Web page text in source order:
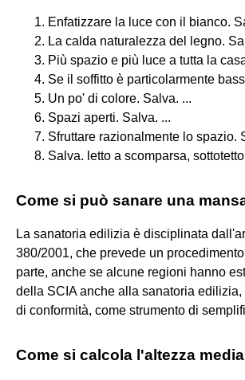
Enfatizzare la luce con il bianco.
La calda naturalezza del legno.
Più spazio e più luce a tutta la
Se il soffitto è particolarmente
Un po' di colore. Salva. ...
Spazi aperti. Salva. ...
Sfruttare razionalmente lo spazio.
Salva. letto a scomparsa,
Come si può sanare una
La sanatoria edilizia è disciplinata
380/2001, che prevede un
parte, anche se alcune regioni hanno
della SCIA anche alla sanatoria edilizia,
di conformità, come strumento di
Come si calcola l'altezza